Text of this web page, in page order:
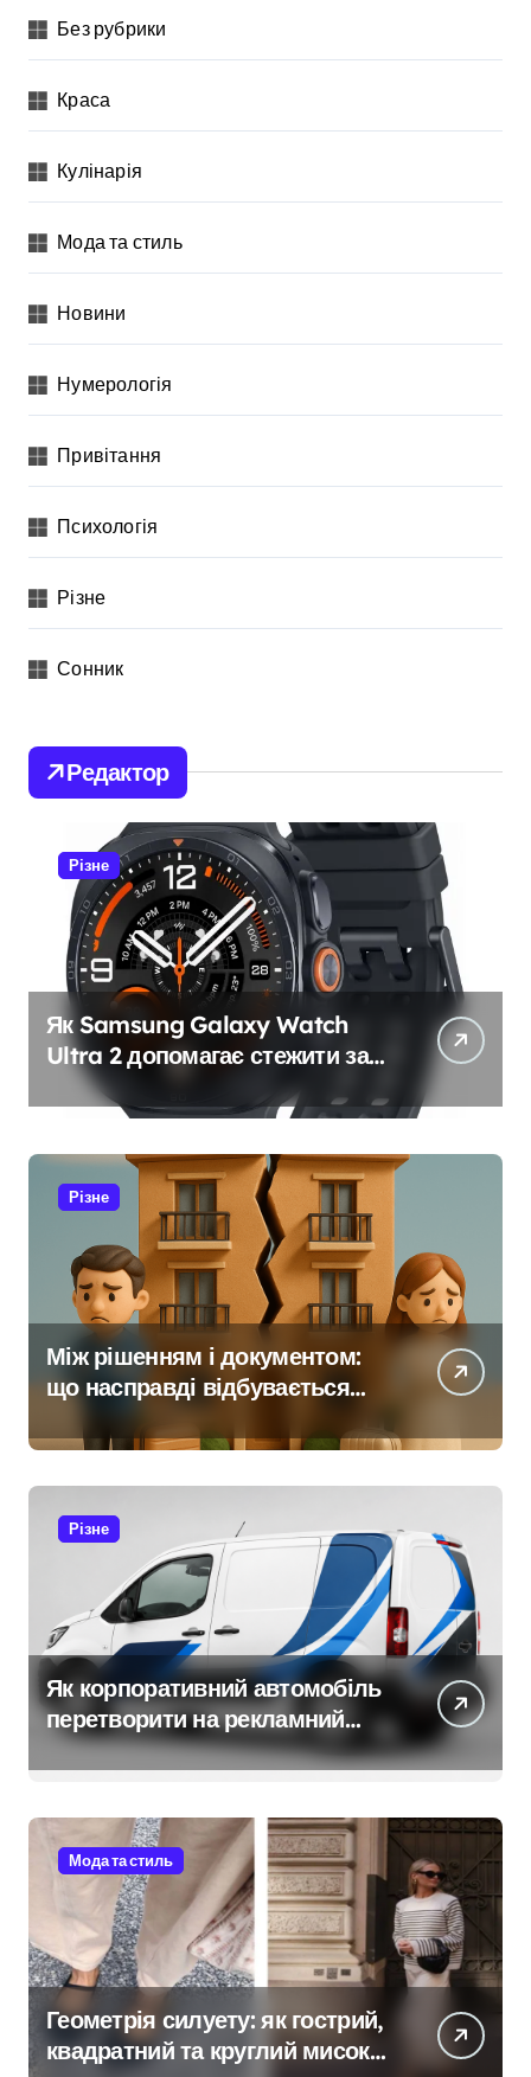
Без рубрики
Краса
Кулінарія
Мода та стиль
Новини
Нумерологія
Привітання
Психологія
Різне
Сонник
Редактор
Різне
Як Samsung Galaxy Watch
Ultra 2 допомагає стежити за
здоров’ям
Різне
Між рішенням і документом:
що насправді відбувається
під час розлучення
Різне
Як корпоративний автомобіль
перетворити на рекламний
носій
Мода та стиль
Геометрія силуету: як гострий,
квадратний та круглий мисок